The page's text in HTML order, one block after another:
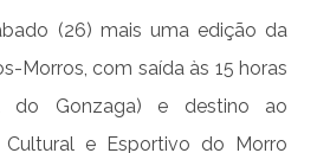
(26) mais uma edição da
Morros, com saída às 15 horas
do Gonzaga) e destino ao
Cultural e Esportivo do Morro